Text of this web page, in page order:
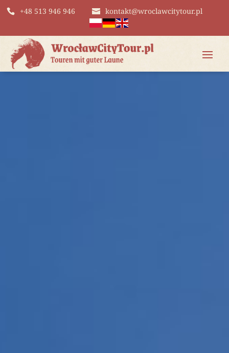
+48 513 946 946 kontakt@wroclawcitytour.pl